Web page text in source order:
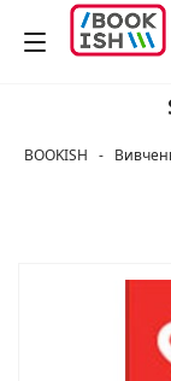
BOOKISH -